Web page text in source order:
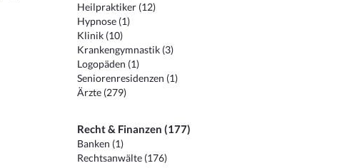
Heilpraktiker (12)
Hypnose (1)
Klinik (10)
Krankengymnastik (3)
Logopäden (1)
Seniorenresidenzen (1)
Ärzte (279)
Recht & Finanzen (177)
Banken (1)
Rechtsanwälte (176)